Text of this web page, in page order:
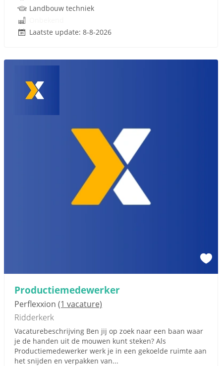
Landbouw techniek
Laatste update: 8-8-2026
Productiemedewerker
Perflexxion (1 vacature)
Ridderkerk
Vacaturebeschrijving Ben jij op zoek naar een baan waar
je de handen uit de mouwen kunt steken? Als
Productiemedewerker werk je in een gekoelde ruimte aan
het snijden en verpakken van...